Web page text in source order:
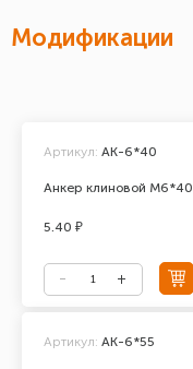
Модификации
Анкер клиновой М6*40
Артикул: АК-6*40
5.40 ₽
Артикул: АК-6*55